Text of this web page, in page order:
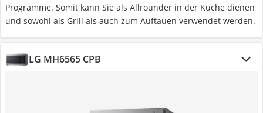
Programme. Somit kann Sie als Allrounder in der Küche dienen
und sowohl als Grill als auch zum Auftauen verwendet werden.
LG MH6565 CPB